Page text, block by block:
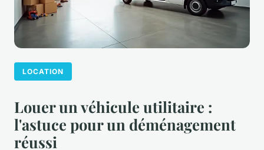
LOCATION
Louer un véhicule utilitaire :
l'astuce pour un déménagement
réussi